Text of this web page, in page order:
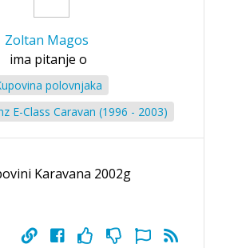
Zoltan Magos
ima pitanje o
polovnjaka
E-Class Caravan (1996 - 2003)
Karavana 2002g